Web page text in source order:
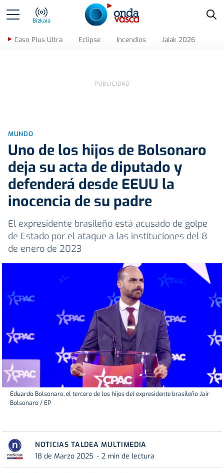
Bizkaia
Caso Plus Ultra Eclipse Incendios Jaiak 2026
MUNDO
Uno de los hijos de Bolsonaro
deja su acta de diputado y
defenderá desde EEUU la
inocencia de su padre
El expresidente brasileño está acusado de golpe
de Estado por el ataque a las instituciones del 8
de enero de 2023
Eduardo Bolsonaro, el tercero de los hijos del expresidente brasileño Jair
Bolsonaro / EP
NOTICIAS TALDEA MULTIMEDIA
18 de Marzo 2025
2 min de lectura